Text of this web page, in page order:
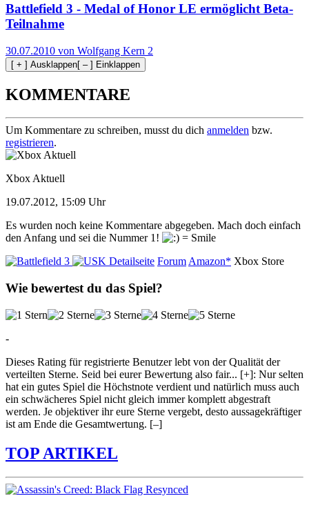
Battlefield 3 - Medal of Honor LE ermöglicht Beta-
Teilnahme
30.07.2010 von Wolfgang Kern 2
[ + ] Ausklappen[ – ] Einklappen
KOMMENTARE
Um Kommentare zu schreiben, musst du dich anmelden bzw.
registrieren.
Xbox Aktuell
19.07.2012, 15:09 Uhr
Es wurden noch keine Kommentare abgegeben. Mach doch einfach
den Anfang und sei die Nummer 1!
Detailseite ForumAmazon* Xbox Store
Wie bewertest du das Spiel?
-
Dieses Rating für registrierte Benutzer lebt von der Qualität der
verteilten Sterne. Seid bei eurer Bewertung also fair... [+]: Nur selten
hat ein gutes Spiel die Höchstnote verdient und natürlich muss auch
ein schwächeres Spiel nicht gleich immer komplett abgestraft
werden. Je objektiver ihr eure Sterne vergebt, desto aussagekräftiger
ist am Ende die Gesamtwertung. [–]
TOP ARTIKEL